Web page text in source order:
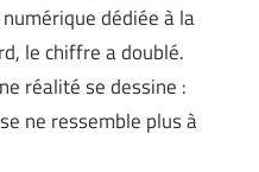
dédiée à la
le chiffre a doublé.
réalité se dessine :
ne ressemble plus à